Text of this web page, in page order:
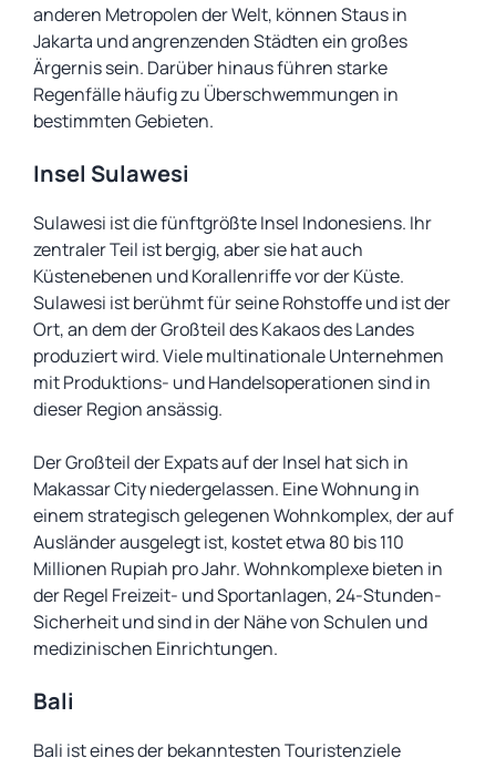
anderen Metropolen der Welt, können Staus in
Jakarta und angrenzenden Städten ein großes
Ärgernis sein. Darüber hinaus führen starke
Regenfälle häufig zu Überschwemmungen in
bestimmten Gebieten.
Insel Sulawesi
Sulawesi ist die fünftgrößte Insel Indonesiens. Ihr
zentraler Teil ist bergig, aber sie hat auch
Küstenebenen und Korallenriffe vor der Küste.
Sulawesi ist berühmt für seine Rohstoffe und ist der
Ort, an dem der Großteil des Kakaos des Landes
produziert wird. Viele multinationale Unternehmen
mit Produktions- und Handelsoperationen sind in
dieser Region ansässig.
Der Großteil der Expats auf der Insel hat sich in
Makassar City niedergelassen. Eine Wohnung in
einem strategisch gelegenen Wohnkomplex, der auf
Ausländer ausgelegt ist, kostet etwa 80 bis 110
Millionen Rupiah pro Jahr. Wohnkomplexe bieten in
der Regel Freizeit- und Sportanlagen, 24-Stunden-
Sicherheit und sind in der Nähe von Schulen und
medizinischen Einrichtungen.
Bali
Bali ist eines der bekanntesten Touristenziele